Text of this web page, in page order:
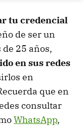
tu credencial
de ser un
25 años,
en sus redes
en
que en
consultar
WhatsApp,